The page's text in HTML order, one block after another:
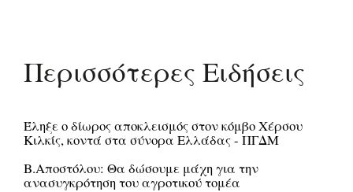
Περισσότερες Ειδήσεις
Έληξε ο δίωρος αποκλεισμός στον κόμβο Χέρσου
Κιλκίς, κοντά στα σύνορα Ελλάδας - ΠΓΔΜ
Β.Αποστόλου: Θα δώσουμε μάχη για την
ανασυγκρότηση του αγροτικού τομέα